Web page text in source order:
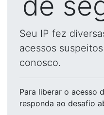
Seu IP fez
acessos
conosco.
Para liberar o acesso
responda ao desafio